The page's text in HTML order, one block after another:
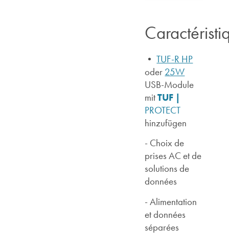
•TUF-R HP
oder 25W
USB-Module
mitTUF |
PROTECT
hinzufügen
- Choix de
prises AC et de
solutions de
données
- Alimentation
et données
séparées